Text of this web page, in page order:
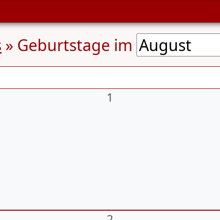
» Geburtstage im
1